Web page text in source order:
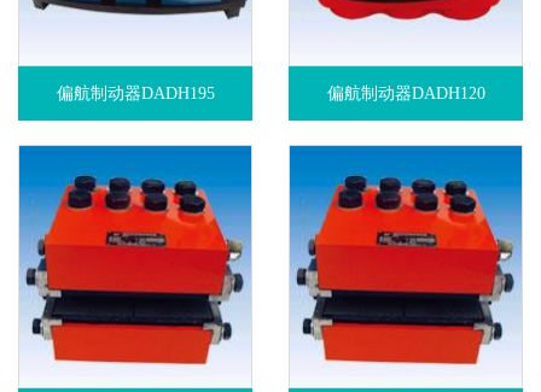
偏航制动器DADH195 偏航制动器DADH120